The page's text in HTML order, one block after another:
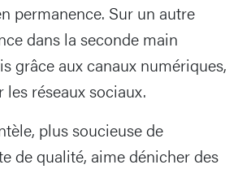
permanence. Sur un autre
dans la seconde main
grâce aux canaux numériques,
réseaux sociaux.
plus soucieuse de
de qualité, aime dénicher des